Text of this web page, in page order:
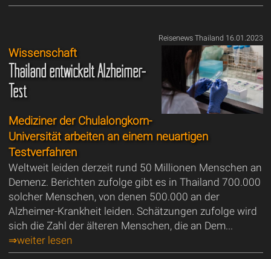
Reisenews Thailand 16.01.2023
Wissenschaft
Thailand entwickelt Alzheimer-
Test
Mediziner der Chulalongkorn-
Universität arbeiten an einem neuartigen
Testverfahren
Weltweit leiden derzeit rund 50 Millionen Menschen an
Demenz. Berichten zufolge gibt es in Thailand 700.000
solcher Menschen, von denen 500.000 an der
Alzheimer-Krankheit leiden. Schätzungen zufolge wird
sich die Zahl der älteren Menschen, die an Dem...
⇒weiter lesen